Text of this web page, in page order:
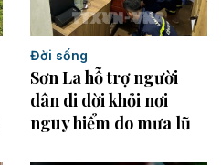
Đời sống
Sơn La hỗ trợ người
dân di dời khỏi nơi
nguy hiểm do mưa lũ